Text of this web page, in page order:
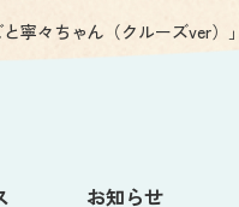
と寧々ちゃん（クルーズver
お知らせ